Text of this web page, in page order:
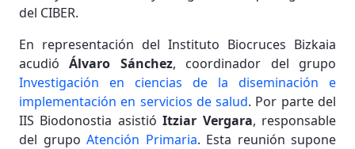
del CIBER.
En representación del Instituto Biocruces Bizkaia
acudióÁlvaro Sánchez, coordinador del grupo
Investigación en ciencias de la diseminación e
implementación en servicios de salud. Por parte del
IIS Biodonostia asistióItziar Vergara, responsable
del grupo Atención Primaria. Esta reunión supone